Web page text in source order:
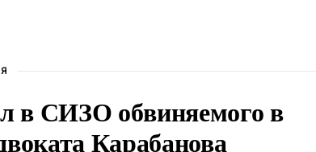
в СИЗО обвиняемого в
Карабанова